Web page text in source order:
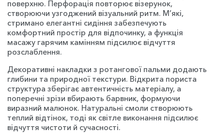
поверхню. Перфорація повторює візерунок,
створюючи узгоджений візуальний ритм. М’які,
стримано елегантні сидіння забезпечують
комфортний простір для відпочинку, а функція
масажу гарячим камінням підсилює відчуття
розслаблення.
Декоративні накладки з ротангової пальми додають
глибини та природної текстури. Відкрита пориста
структура зберігає автентичність матеріалу, а
поперечні зрізи вбирають барвник, формуючи
виразний малюнок. Натуральні смоли створюють
теплий відтінок, тоді як світле виконання підсилює
відчуття чистоти й сучасності.